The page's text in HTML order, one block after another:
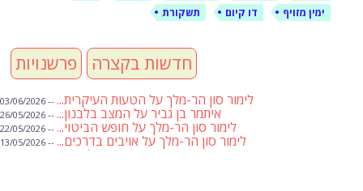
ימין מזויף
דו קיום תשקורת
פרשנויות חדשות בקצרה
לימור סון הר-מלך על הטעות העיקרית... -- 03/06/2026
איתמר בן גביר על המצב בלבנון... -- 26/05/2026
לימור סון הר-מלך על חופש הביטוי... -- 22/05/2026
לימור סון הר-מלך על אויבים בדרכים... -- 13/05/2026
שבועת אמונים לדעאש